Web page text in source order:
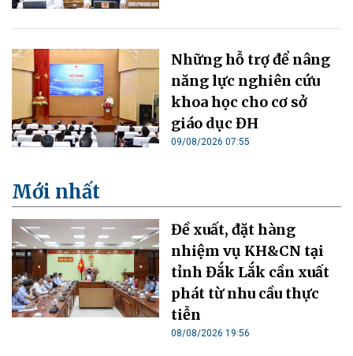
Những hỗ trợ để nâng
năng lực nghiên cứu
khoa học cho cơ sở
giáo dục ĐH
09/08/2026 07:55
Mới nhất
Đề xuất, đặt hàng
nhiệm vụ KH&CN tại
tỉnh Đắk Lắk cần xuất
phát từ nhu cầu thực
tiễn
08/08/2026 19:56